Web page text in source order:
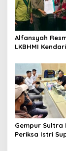
Alfansyah
LKBHMI
Hukum
Gempur Sultra
Periksa Istri